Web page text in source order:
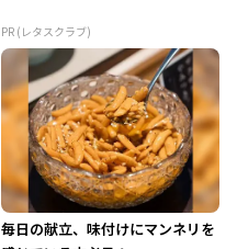
PR (レタスクラブ)
毎日の献立、味付けにマンネリを